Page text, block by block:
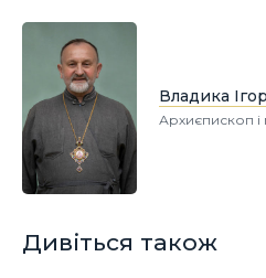
Владика
Архиєпископ і
Дивіться також